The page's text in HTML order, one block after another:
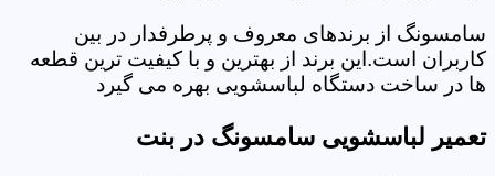
سامسونگ از برندهای معروف و پرطرفدار در بین
کاربران است.این برند از بهترین و با کیفیت ترین قطعه
ها در ساخت دستگاه لباسشویی بهره می گیرد
تعمیر لباسشویی سامسونگ در بنت